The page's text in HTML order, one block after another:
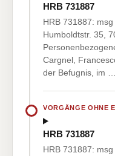
HRB 731887
HRB 731887:
Humboldtstr. 35,
Cargnel,
der Befugnis, im …
VORGÄNGE OHNE
HRB 731887
HRB 731887: